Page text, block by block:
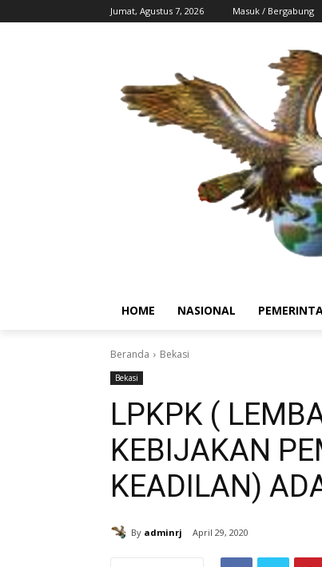
Jumat, Agustus 7, 2026 Masuk / Bergabung
HOME NASIONAL
Beranda Bekasi
Bekasi
LPKPK (
KEBIJAKAN
KEADILAN)
By adminrj April 29, 2020